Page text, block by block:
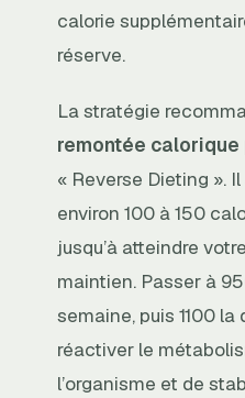
calorie
réserve.
La stratégie
remontée
« Reverse Dieting ». Il
environ 100 à 150
jusqu’à atteindre
maintien. Passer à
semaine, puis 1100
réactiver le
l’organisme et de